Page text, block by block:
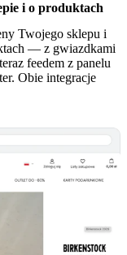
i o produktach
Twojego sklepu i
— z gwiazdkami
feedem z panelu
Obie integracje